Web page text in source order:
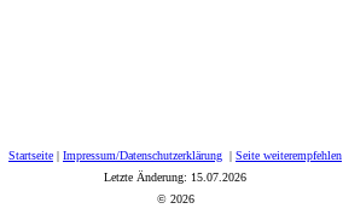
Startseite | Impressum/Datenschutzerklärung | Seite weiterempfehlen
Letzte Änderung: 15.07.2026
© 2026